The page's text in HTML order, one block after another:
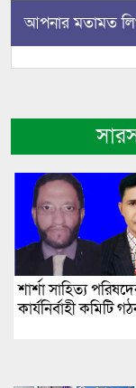
আপনার মতামত
শার্শা সাহিত্য
কার্যনির্বাহী কমিটি